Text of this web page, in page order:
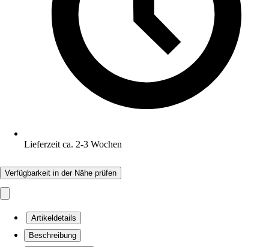
Lieferzeit ca. 2-3 Wochen
Verfügbarkeit in der Nähe prüfen
Artikeldetails
Beschreibung